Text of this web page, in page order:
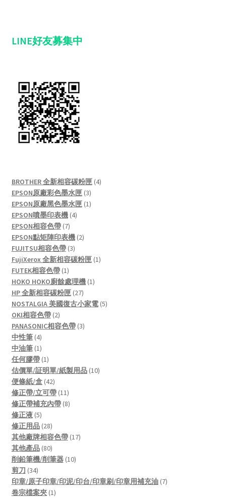
LINE好友募集中
BROTHER 全新相容碳粉匣 44
EPSON原廠彩色墨水匣 33
products
EPSON原廠黑色墨水匣 11
EPSON噴墨印表機 44
EPSON相容色帶 77
products
EPSON點矩陣印表機 22
FUJITSU相容色帶 33
products
FujiXerox 全新相容碳粉匣 11
FUTEK相容色帶 11
product
HOKO HOKO廚餘處理機 11
HP 全新相容碳粉匣 2727
products
NOSTALGIA 美國復古小家電 55
OKI相容色帶 22
products
PANASONIC相容色帶 33
中性筆 44
products
中油筆 11
product
任何膠帶 11
product
估價單/証明單/紙製用品 1010
便條紙/盒 4242
products
修正帶/立可帶 1111
products
修正帶補充內帶 88
修正液 55
products
修正用品 2828
products
其他廠牌相容色帶 1717
其他產品 8080
products
削鉛筆機/削筆器 1010
剪刀 3434
products
印章/原子印章/印泥/印台/印章刷/印章用補充油 77
卷宗檔案夾 11